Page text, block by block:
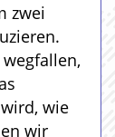
zwei
wie
wir